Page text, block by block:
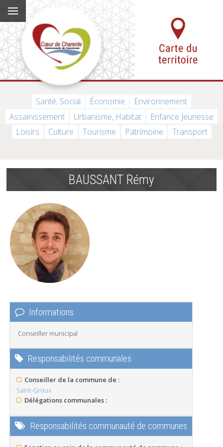
Santé, Social Économie
Environnement
Assainissement
Urbanisme, Habitat
Enfance Jeunesse
Loisirs
Culture Tourisme Patrimoine Transport
BAUSSANT Rémy
Informations
Conseiller municipal
Responsabilités communales
Conseiller de la commune de :
Saint-Groux
Délégations communales :
Responsabilités communauté de communes